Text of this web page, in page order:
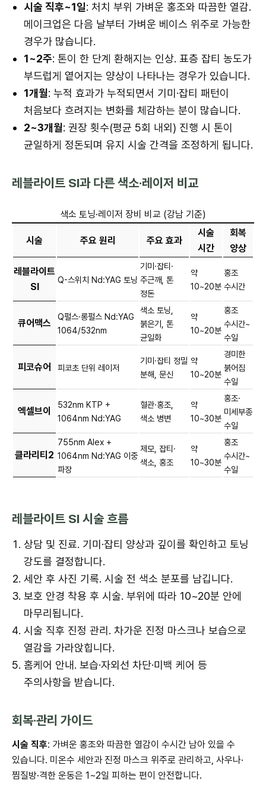
시술 직후~1일: 처치 부위 가벼운 홍조와 따끔한 열감.
메이크업은 다음 날부터 가벼운 베이스 위주로 가능한
경우가 많습니다.
1~2주: 톤이 한 단계 환해지는 인상. 표층 잡티 농도가
부드럽게 옅어지는 양상이 나타나는 경우가 있습니다.
1개월: 누적 효과가 누적되면서 기미·잡티 패턴이
처음보다 흐려지는 변화를 체감하는 분이 많습니다.
2~3개월: 권장 횟수(평균 5회 내외) 진행 시 톤이
균일하게 정돈되며 유지 시술 간격을 조정하게 됩니다.
레블라이트 SI과 다른 색소·레이저 비교
색소 토닝·레이저 장비 비교 (강남 기준)
시술 주요 원리 주요 효과
시술
시간
회복
양상
레블라이트
SI
Q-스위치 Nd:YAG 토닝
기미·잡티·
주근깨, 톤
정돈
약
10~20분
홍조
수시간
큐어맥스
Q펄스·롱펄스 Nd:YAG
1064/532nm
색소 토닝,
붉은기, 톤
균일화
약
10~20분
홍조
수시간~
수일
피코슈어 피코초 단위 레이저
기미·잡티 정밀
분해, 문신
약
10~20분
경미한
붉어짐
수일
엑셀브이
532nm KTP +
1064nm Nd:YAG
혈관·홍조,
색소 병변
약
10~30분
홍조·
미세부종
수일
클라리티2
755nm Alex +
1064nm Nd:YAG 이중
파장
제모, 잡티·
색소, 홍조
약
10~30분
홍조
수시간~
수일
레블라이트 SI 시술 흐름
상담 및 진료. 기미·잡티 양상과 깊이를 확인하고 토닝
강도를 결정합니다.
세안 후 사진 기록. 시술 전 색소 분포를 남깁니다.
보호 안경 착용 후 시술. 부위에 따라 10~20분 안에
마무리됩니다.
시술 직후 진정 관리. 차가운 진정 마스크나 보습으로
열감을 가라앉힙니다.
홈케어 안내. 보습·자외선 차단·미백 케어 등
주의사항을 받습니다.
회복·관리 가이드
시술 직후: 가벼운 홍조와 따끔한 열감이 수시간 남아 있을 수
있습니다. 미온수 세안과 진정 마스크 위주로 관리하고, 사우나·
찜질방·격한 운동은 1~2일 피하는 편이 안전합니다.